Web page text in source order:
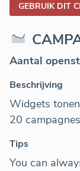
GEBRUIK DIT
Aantal
Beschrijving
Widgets
20
Tips
You can